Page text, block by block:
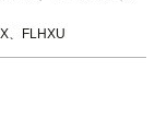
、FLHXU